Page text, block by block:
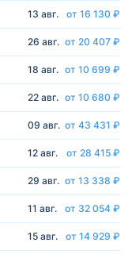
13 авг. от 16 130 ₽
26 авг. от 20 407 ₽
18 авг. от 10 699 ₽
22 авг. от 10 680 ₽
09 авг. от 43 431 ₽
12 авг. от 28 415 ₽
29 авг. от 13 338 ₽
11 авг. от 32 054 ₽
15 авг. от 14 929 ₽